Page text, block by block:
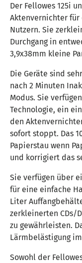
Der Fellowes 125i
Aktenvernichter für
Nutzern. Sie
Durchgang in
3,9x38mm kleine
Die Geräte sind
nach 2 Minuten
Modus. Sie
Technologie, ein
den
sofort stoppt. Das
Papierstau wenn
und korrigiert das
Sie verfügen über
für eine einfache
Liter
zerkleinerten CDs/
zu gewährleisten.
Lärmbelästigung
Sowohl der